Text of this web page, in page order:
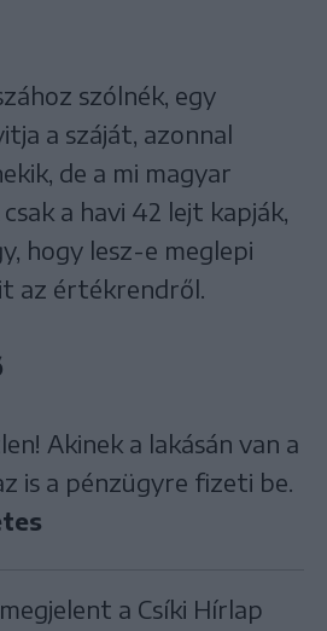
szólnék, egy
a száját, azonnal
de a mi magyar
a havi 42 lejt kapják,
hogy lesz-e meglepi
az értékrendről.
Akinek a lakásán van a
is a pénzügyre fizeti be.
a Csíki Hírlap